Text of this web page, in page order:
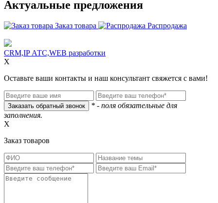
Актуальные предложения
Заказ товара Распродажа
CRM,IP АТС,WEB разработки
X
Оставьте ваши контакты и наш консультант свяжется с вами!
* - поля обязательные для
заполнения.
X
Заказ товаров